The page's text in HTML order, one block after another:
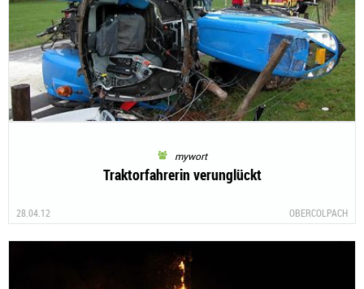
mywort
Traktorfahrerin verunglückt
28.04.12 OBERCOLPACH